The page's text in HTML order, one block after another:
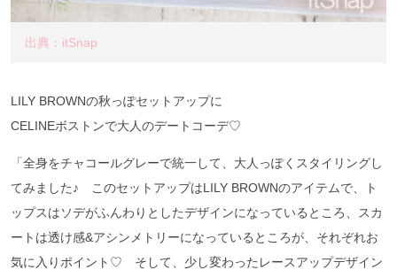
出典：itSnap
LILY BROWNの秋っぽセットアップに
CELINEボストンで大人のデートコーデ♡
「全身をチャコールグレーで統一して、大人っぽくスタイリングし
てみました♪ このセットアップはLILY BROWNのアイテムで、ト
ップスはソデがふんわりとしたデザインになっているところ、スカ
ートは透け感&アシンメトリーになっているところが、それぞれお
気に入りポイント♡ そして、少し変わったレースアップデザイン